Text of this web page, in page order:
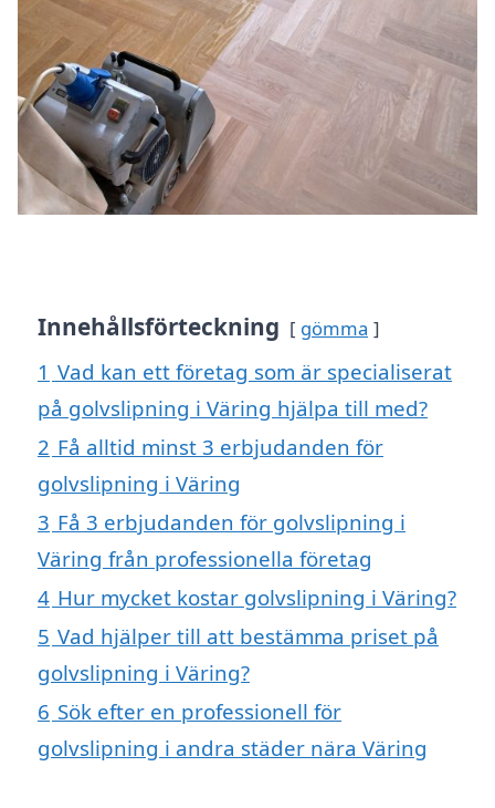
Innehållsförteckning gömma
1 Vad kan ett företag som är specialiserat
på golvslipning i Väring hjälpa till med?
2 Få alltid minst 3 erbjudanden för
golvslipning i Väring
3 Få 3 erbjudanden för golvslipning i
Väring från professionella företag
4 Hur mycket kostar golvslipning i Väring?
5 Vad hjälper till att bestämma priset på
golvslipning i Väring?
6 Sök efter en professionell för
golvslipning i andra städer nära Väring